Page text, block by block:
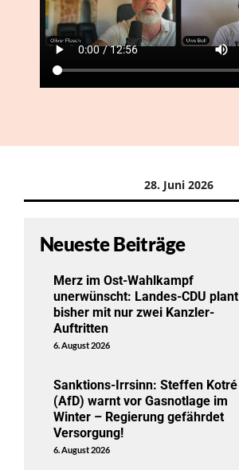
28. Juni 2026
Neueste Beiträge
Merz im Ost-Wahlkampf
unerwünscht: Landes-CDU plant
bisher mit nur zwei Kanzler-
Auftritten
6. August 2026
Sanktions-Irrsinn: Steffen Kotré
(AfD) warnt vor Gasnotlage im
Winter – Regierung gefährdet
Versorgung!
6. August 2026